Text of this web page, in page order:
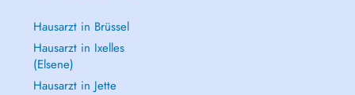
Hausarzt in Brüssel
Hausarzt in Ixelles
(Elsene)
Hausarzt in Jette